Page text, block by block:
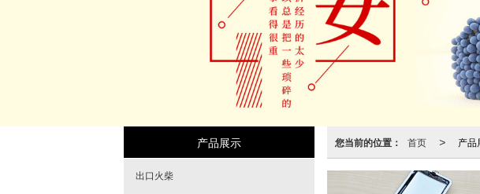
您当前的位置： 首页 > 产品
产品展示
出口火柴